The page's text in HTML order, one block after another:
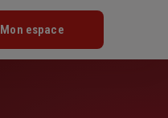
Mon espace